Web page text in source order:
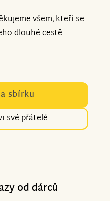
všem, kteří se
dlouhé cestě
sbírku
své přátelé
od dárců